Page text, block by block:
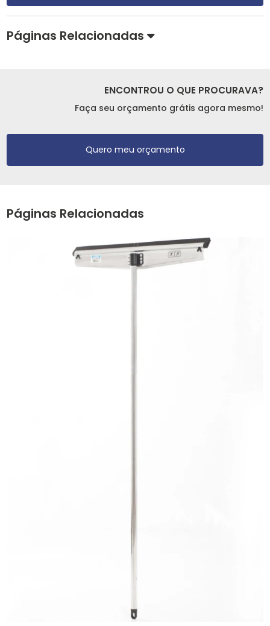
Páginas Relacionadas
ENCONTROU O QUE PROCURAVA?
Faça seu orçamento grátis agora mesmo!
Quero meu orçamento
Páginas Relacionadas